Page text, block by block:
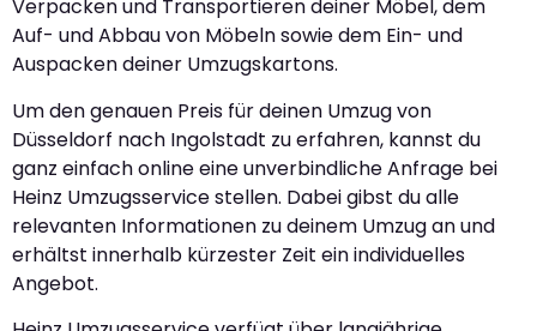
Verpacken und Transportieren deiner Möbel, dem
Auf- und Abbau von Möbeln sowie dem Ein- und
Auspacken deiner Umzugskartons.
Um den genauen Preis für deinen Umzug von
Düsseldorf nach Ingolstadt zu erfahren, kannst du
ganz einfach online eine unverbindliche Anfrage bei
Heinz Umzugsservice stellen. Dabei gibst du alle
relevanten Informationen zu deinem Umzug an und
erhältst innerhalb kürzester Zeit ein individuelles
Angebot.